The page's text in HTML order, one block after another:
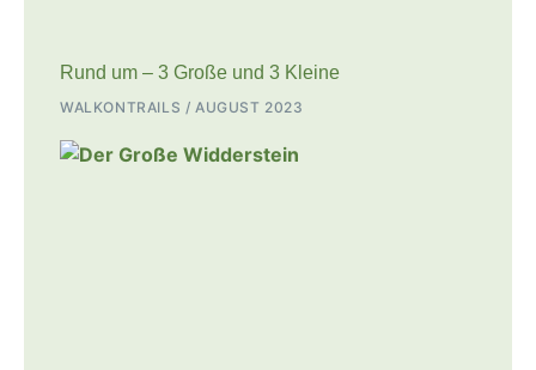
Rund um – 3 Große und 3 Kleine
WALKONTRAILS AUGUST 2023